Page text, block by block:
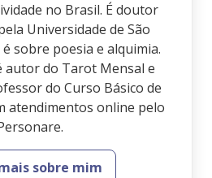
no Brasil. É doutor
Universidade de São
sobre poesia e alquimia.
autor do Tarot Mensal e
do Curso Básico de
atendimentos online pelo
sobre mim